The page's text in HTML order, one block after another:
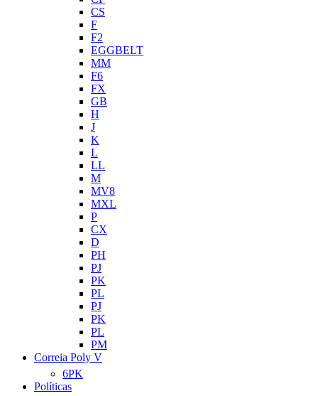
CS
F
F2
EGGBELT
MM
F6
FX
GB
H
J
K
L
LL
M
MV8
MXL
P
CX
D
PH
PJ
PK
PL
PJ
PK
PL
PM
Correia Poly V
6PK
Políticas